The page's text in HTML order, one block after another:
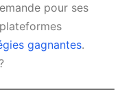
pour ses
gagnantes.